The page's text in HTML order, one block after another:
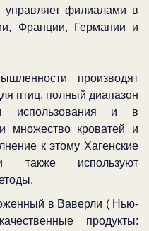
управляет филиалами в
Франции, Германии и
производят
птиц, полный диапазон
использования и в
множество кроватей и
к этому Хагенские
также используют
в Ваверли ( Нью-
продукты: